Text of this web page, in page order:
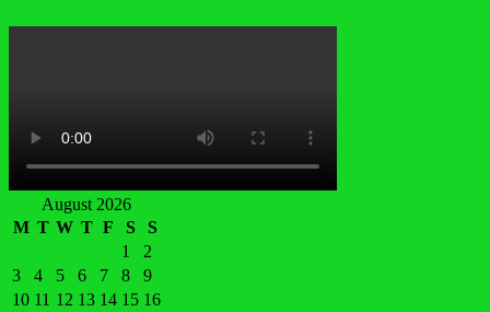
August 2026
M T W T F S
S
1
2
3
4 5 6 7 8
9
10 11 12 13 14 15 16